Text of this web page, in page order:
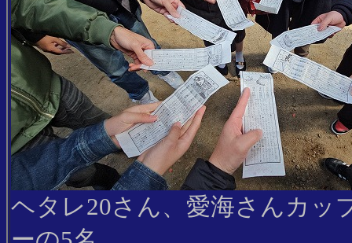
ヘタレ20さん、愛海さんカッ